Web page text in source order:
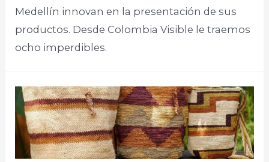
Medellín innovan en la presentación de sus
productos. Desde Colombia Visible le traemos
ocho imperdibles.​